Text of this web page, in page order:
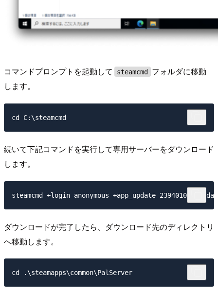
コマンドプロンプトを起動して steamcmd フォルダに移動
します。
続いて下記コマンドを実行して専用サーバーをダウンロード
します。
ダウンロードが完了したら、ダウンロード先のディレクトリ
へ移動します。